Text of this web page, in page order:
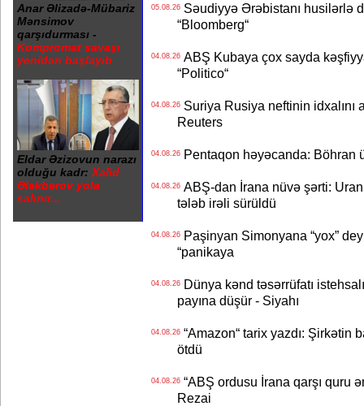
Anar Əlizadə-Mübariz
Mənsimov
qarşıdurması -
Kompromat savaşı
yenidən başlayıb
Eldar Əzizovun narazı
olduğu kadr: Xalid
Ələkbərov yola
salınır...
05.08.26Səudiyyə Ərəbistanı husilərlə
“Bloomberg“
04.08.26ABŞ Kubaya çox sayda
“Politico“
04.08.26Suriya Rusiya neftinin idxalını
Reuters
04.08.26Pentaqon həyəcanda: Böhran
04.08.26ABŞ-dan İrana nüvə şərti: Uran
tələb irəli sürüldü
04.08.26Paşinyan Simonyana “yox”
“panikaya
04.08.26Dünya kənd təsərrüfatı
payına düşür - Siyahı
04.08.26“Amazon“ tarix yazdı: Şirkətin
ötdü
04.08.26“ABŞ ordusu İrana qarşı quru
Rezai